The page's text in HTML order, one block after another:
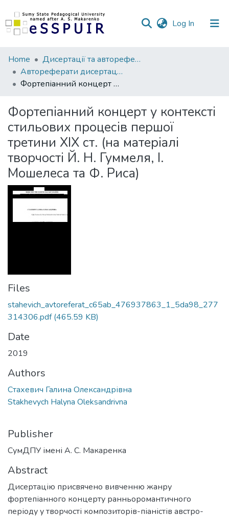
Log In (current)
Communities
&
Collections
Statistics
Home
Дисертації та автореферати
Автореферати дисертацій
Фортепіанний концерт у контексті стильових процесів першої третини ХІХ ст. (на матеріалі творчості Й. Н. Гуммеля, І. Мошелеса та Ф. Риса)
Фортепіанний концерт у контексті
стильових процесів першої
третини ХІХ ст. (на матеріалі
творчості Й. Н. Гуммеля, І.
Мошелеса та Ф. Риса)
Files
stahevich_avtoreferat_c65ab_476937863_1_5da98_277
314306.pdf(465.59 KB)
Date
2019
Authors
Стахевич Галина Олександрівна
Stakhevych Halyna Oleksandrivna
Publisher
СумДПУ імені А. С. Макаренка
Abstract
Дисертацію присвячено вивченню жанру
фортепіанного концерту ранньоромантичного
періоду у творчості композиторів-піаністів австро-